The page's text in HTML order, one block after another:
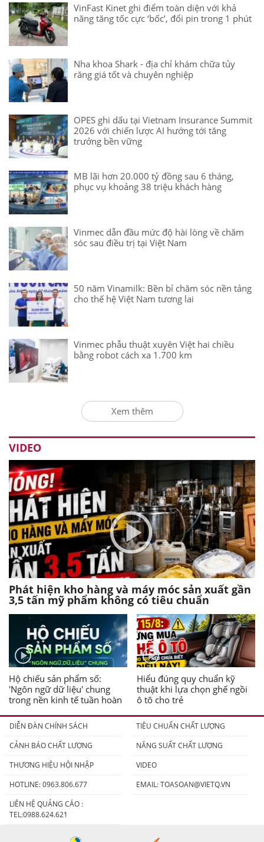
VinFast Kinet ghi điểm toàn diện với khả
năng tăng tốc cực ‘bốc’, đổi pin trong 1 phút
Nha khoa Shark - địa chỉ khám chữa tủy
răng giá tốt và chuyên nghiệp
OPES ghi dấu tại Vietnam Insurance Summit
2026 với chiến lược AI hướng tới tăng
trưởng bền vững
MB lãi hơn 20.000 tỷ đồng sau 6 tháng,
phục vụ khoảng 38 triệu khách hàng
Vinmec dẫn đầu mức độ hài lòng về chăm
sóc sau điều trị tại Việt Nam
50 năm Vinamilk: Bền bỉ chăm sóc nền tảng
cho thế hệ Việt Nam tương lai
Vinmec phẫu thuật xuyên Việt hai chiều
bằng robot cách xa 1.700 km
Xem thêm
VIDEO
Phát hiện kho hàng và máy móc sản xuất gần
3,5 tấn mỹ phẩm không có tiêu chuẩn
Hộ chiếu sản phẩm số:
'Ngôn ngữ dữ liệu' chung
trong nền kinh tế tuần hoàn
Hiểu đúng quy chuẩn kỹ
thuật khi lựa chọn ghế ngồi
ô tô cho trẻ
DIỄN ĐÀN CHÍNH SÁCH
TIÊU CHUẨN CHẤT LƯỢNG
CẢNH BÁO CHẤT LƯỢNG
NĂNG SUẤT CHẤT LƯỢNG
THƯƠNG HIỆU HỘI NHẬP
VIDEO
HOTLINE: 0963.806.677
EMAIL:TOASOAN@VIETQ.VN
LIÊN HỆ QUẢNG CÁO :
TEL:0988.624.621